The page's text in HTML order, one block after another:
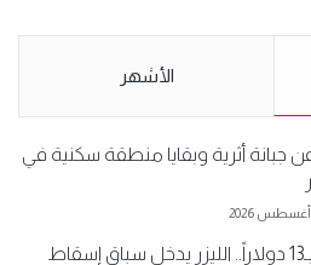
نبيع مخدرات يعني ولا خمر؟!.
الأشهر
جبانة أثرية وبقايا منطقة سكنية في
الطلقة بـ13 دولاراً.. الليزر يدخل سباق إسقاط